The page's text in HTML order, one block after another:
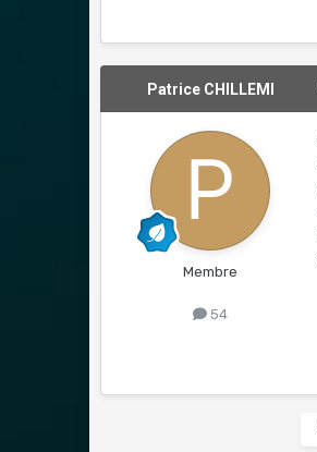
Patrice CHILLEMI
Membre
54